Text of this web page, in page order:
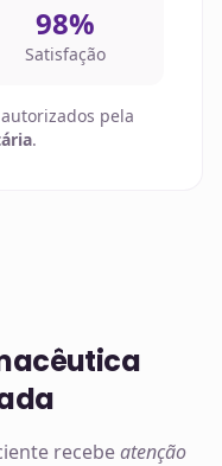
98%
Satisfação
pela
.
recebeatenção